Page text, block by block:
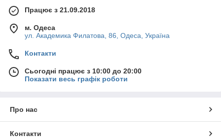
Працює з 21.09.2018
м. Одеса
ул. Академика Филатова, 86, Одеса, Україна
Контакти
Сьогодні працює з 10:00 до 20:00
Показати весь графік роботи
Про нас
Контакти